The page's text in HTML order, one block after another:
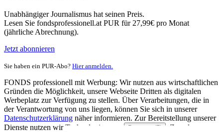
Unabhängiger Journalismus hat seinen Preis.
Lesen Sie fondsprofessionell.at PUR für 27,99€ pro Monat
(jährliche Abrechnung).
Jetzt abonnieren
Sie haben ein PUR-Abo? Hier anmelden.
FONDS professionell mit Werbung: Wir nutzen aus wirtschaftlichen
Gründen die Möglichkeit, unsere Webseite Dritten als digitalen
Werbeplatz zur Verfügung zu stellen. Über Verarbeitungen, die in
der Verantwortung von uns liegen, können Sie sich in unserer
Datenschutzerklärung näher informieren. Zur Bereitstellung unserer
Dienste nutzen wir Technologien von
Partnern (5)
. Zwecke: